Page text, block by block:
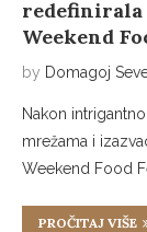
redefinirala
Weekend
by Domagoj
Nakon
mrežama i
Weekend Food
PROČITAJ VIŠE